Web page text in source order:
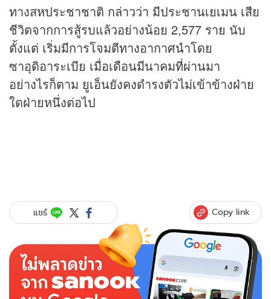
ทางสหประชาชาติ กล่าวว่า มีประชานเยเมน เสีย
ชีวิตจากการสู้รบแล้วอย่างน้อย 2,577 ราย นับ
ตั้งแต่ เริ่มมีการโจมตีทางอากาศนำโดย
ซาอุดิอาระเบีย เมื่อเดือนมีนาคมที่ผ่านมา
อย่างไรก็ตาม ยูเอ็นยังคงดำรงตัวไม่เข้าข้างฝ่าย
ใดฝ่ายหนึ่งต่อไป
แชร์ Copy link